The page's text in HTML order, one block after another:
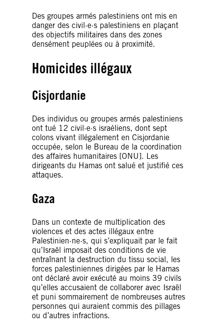
Des groupes armés palestiniens ont mis en
danger des civil·e·s palestiniens en plaçant
des objectifs militaires dans des zones
densément peuplées ou à proximité.
Homicides illégaux
Cisjordanie
Des individus ou groupes armés palestiniens
ont tué 12 civil·e·s israéliens, dont sept
colons vivant illégalement en Cisjordanie
occupée, selon le Bureau de la coordination
des affaires humanitaires [ONU]. Les
dirigeants du Hamas ont salué et justifié ces
attaques.
Gaza
Dans un contexte de multiplication des
violences et des actes illégaux entre
Palestinien·ne·s, qui s’expliquait par le fait
qu’Israël imposait des conditions de vie
entraînant la destruction du tissu social, les
forces palestiniennes dirigées par le Hamas
ont déclaré avoir exécuté au moins 39 civils
qu’elles accusaient de collaborer avec Israël
et puni sommairement de nombreuses autres
personnes qui auraient commis des pillages
ou d’autres infractions.